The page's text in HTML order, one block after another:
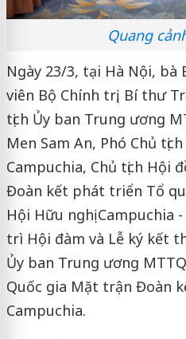
Quang
Ngày 23/3, tại Hà Nội, bà
viên Bộ Chính trị, Bí thư
tịch Ủy ban Trung ương
Men Sam An, Phó Chủ
Campuchia, Chủ tịch Hội
Đoàn kết phát triển Tổ
Hội Hữu nghị Campuchia
trì Hội đàm và Lễ ký kết
Ủy ban Trung ương
Quốc gia Mặt trận Đoàn
Campuchia.